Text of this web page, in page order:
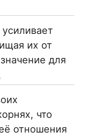
их от
для
что
отношения